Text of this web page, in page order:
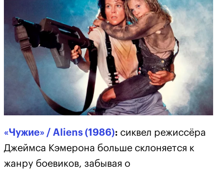
«Чужие» / Aliens (1986): сиквел режиссёра
Джеймса Кэмерона больше склоняется к
жанру боевиков, забывая о